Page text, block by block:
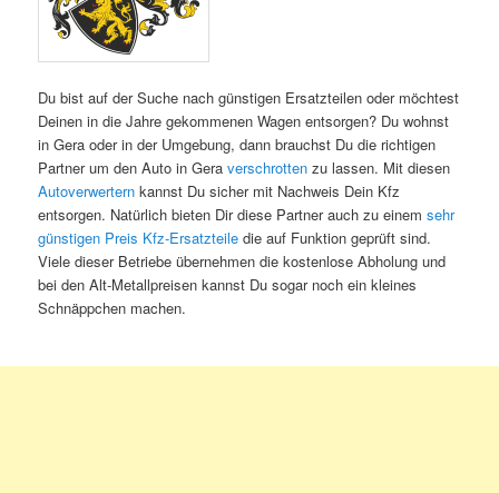
Du bist auf der Suche nach günstigen Ersatzteilen oder möchtest
Deinen in die Jahre gekommenen Wagen entsorgen? Du wohnst
in Gera oder in der Umgebung, dann brauchst Du die richtigen
Partner um den Auto in Geraverschrotten zu lassen. Mit diesen
Autoverwertern kannst Du sicher mit Nachweis Dein Kfz
entsorgen. Natürlich bieten Dir diese Partner auch zu einemsehr
günstigen Preis Kfz-Ersatzteile die auf Funktion geprüft sind.
Viele dieser Betriebe übernehmen die kostenlose Abholung und
bei den Alt-Metallpreisen kannst Du sogar noch ein kleines
Schnäppchen machen.